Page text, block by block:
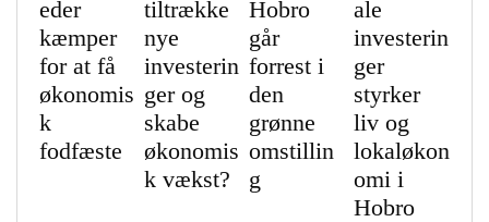
eder
kæmper
for at få
økonomis
k
fodfæste
tiltrække
nye
investerin
ger og
skabe
økonomis
k vækst?
Hobro
går
forrest i
den
grønne
omstillin
g
ale
investerin
ger
styrker
liv og
lokaløkon
omi i
Hobro